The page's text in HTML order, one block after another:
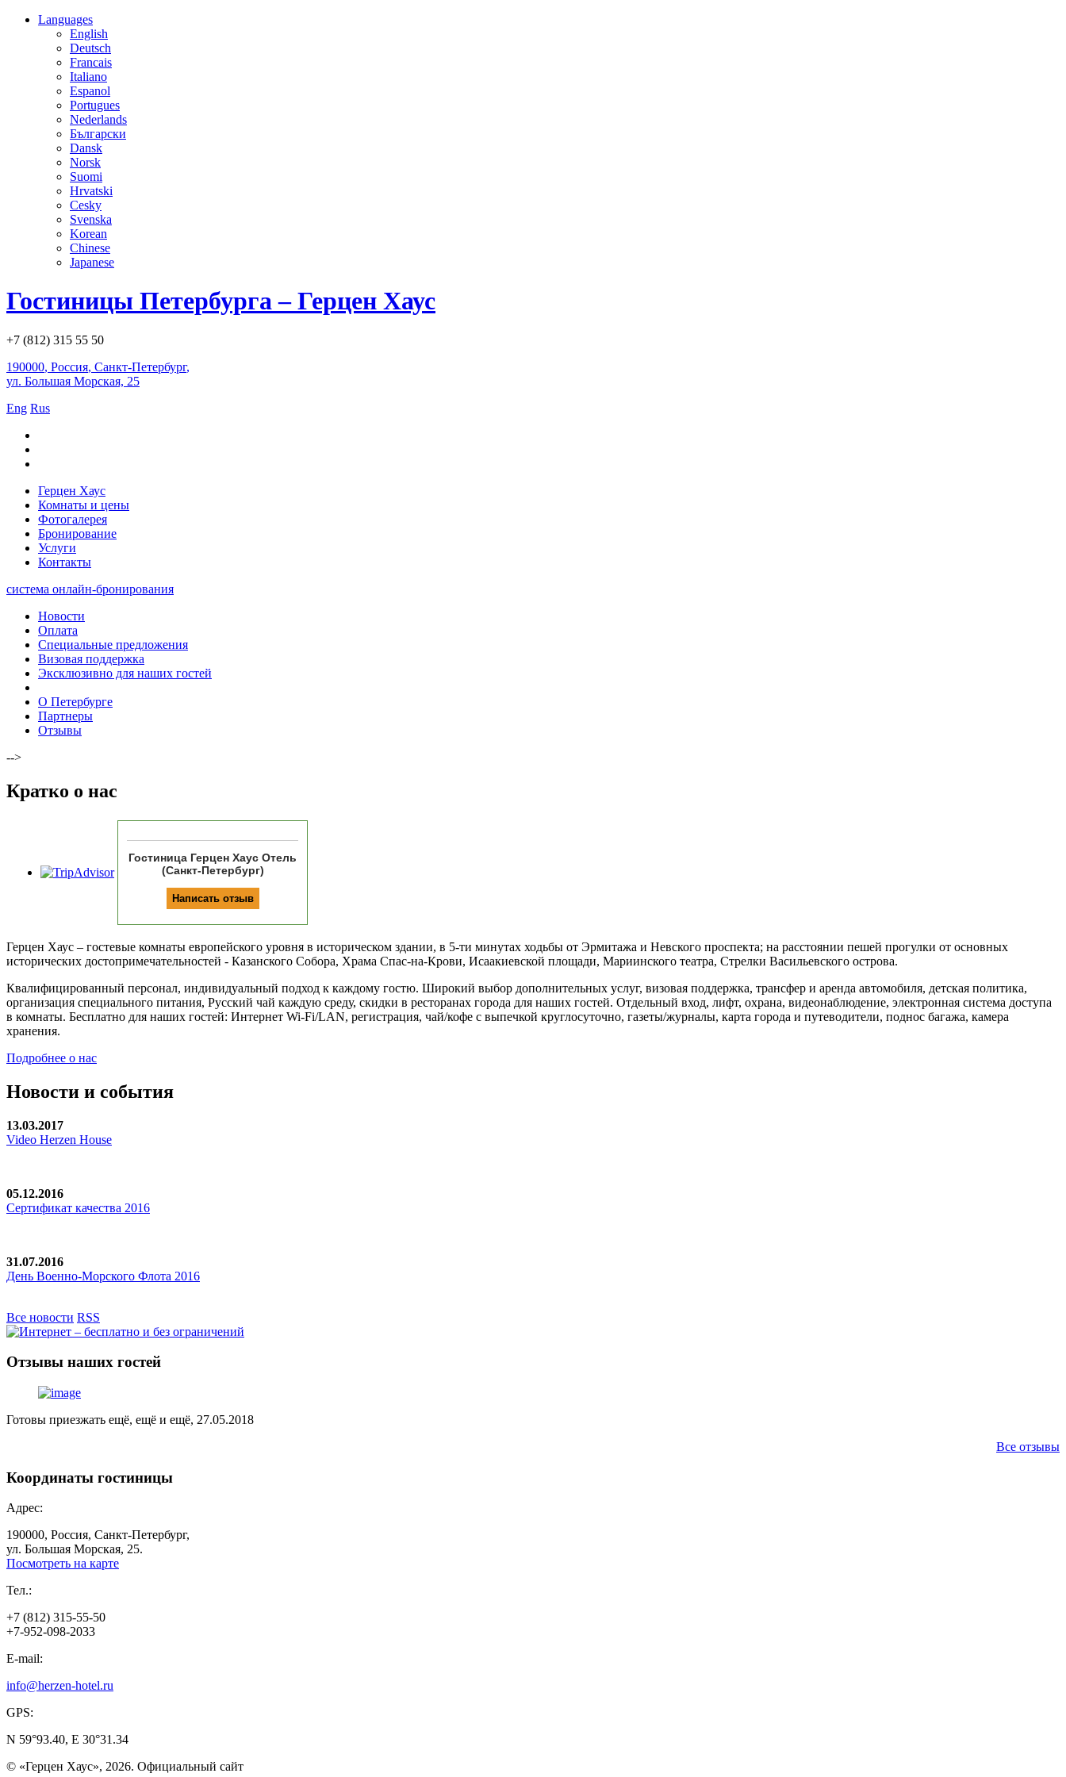
Languages
English
Deutsch
Francais
Italiano
Espanol
Portugues
Nederlands
Български
Dansk
Norsk
Suomi
Hrvatski
Cesky
Svenska
Korean
Chinese
Japanese
Гостиницы Петербурга – Герцен Хаус
+7 (812) 315 55 50
190000, Россия, Санкт-Петербург,
ул. Большая Морская, 25
Eng Rus
Герцен Хаус
Комнаты и цены
Фотогалерея
Бронирование
Услуги
Контакты
система онлайн-бронирования
Новости
Оплата
Специальные предложения
Визовая поддержка
Эксклюзивно для наших гостей
О Петербурге
Партнеры
Отзывы
-->
Кратко о нас
Гостиница Герцен Хаус Отель
(Санкт-Петербург)
Герцен Хаус – гостевые комнаты европейского уровня в историческом здании, в 5-ти минутах ходьбы от Эрмитажа и Невского проспекта; на расстоянии пешей прогулки от основных
исторических достопримечательностей - Казанского Собора, Храма Спас-на-Крови, Исаакиевской площади, Мариинского театра, Стрелки Васильевского острова.
Квалифицированный персонал, индивидуальный подход к каждому гостю. Широкий выбор дополнительных услуг, визовая поддержка, трансфер и аренда автомобиля, детская политика,
организация специального питания, Русский чай каждую среду, скидки в ресторанах города для наших гостей. Отдельный вход, лифт, охрана, видеонаблюдение, электронная система доступа
в комнаты. Бесплатно для наших гостей: Интернет Wi-Fi/LAN, регистрация, чай/кофе с выпечкой круглосуточно, газеты/журналы, карта города и путеводители, поднос багажа, камера
хранения.
Подробнее о нас
Новости и события
13.03.2017
Video Herzen House
05.12.2016
Сертификат качества 2016
31.07.2016
День Военно-Морского Флота 2016
Все новости RSS
Отзывы наших гостей
Готовы приезжать ещё, ещё и ещё, 27.05.2018
Все отзывы
Координаты гостиницы
Адрес:
190000, Россия, Санкт-Петербург,
ул. Большая Морская, 25.
Посмотреть на карте
Тел.:
+7 (812) 315-55-50
+7-952-098-2033
E-mail:
info@herzen-hotel.ru
GPS:
N 59°93.40, E 30°31.34
© «Герцен Хаус», 2026. Официальный сайт